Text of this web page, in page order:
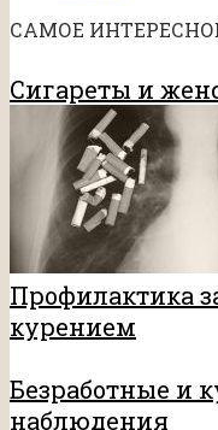
САМОЕ
Сигареты и
Профилактика
курением
Безработные и
наблюдения